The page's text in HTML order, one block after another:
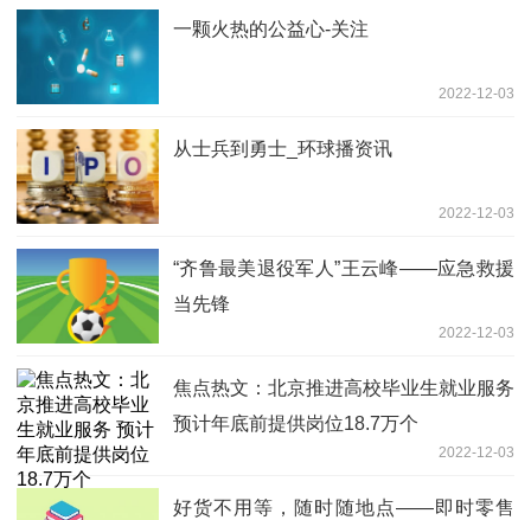
一颗火热的公益心-关注
2022-12-03
从士兵到勇士_环球播资讯
2022-12-03
“齐鲁最美退役军人”王云峰——应急救援
当先锋
2022-12-03
焦点热文：北京推进高校毕业生就业服务
预计年底前提供岗位18.7万个
2022-12-03
好货不用等，随时随地点——即时零售